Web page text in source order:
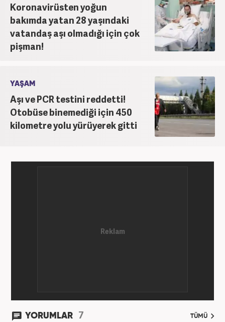
Koronavirüsten yoğun
bakımda yatan 28 yaşındaki
vatandaş aşı olmadığı için çok
pişman!
YAŞAM
Aşı ve PCR testini reddetti!
Otobüse binemediği için 450
kilometre yolu yürüyerek gitti
YORUMLAR 7 TÜMÜ